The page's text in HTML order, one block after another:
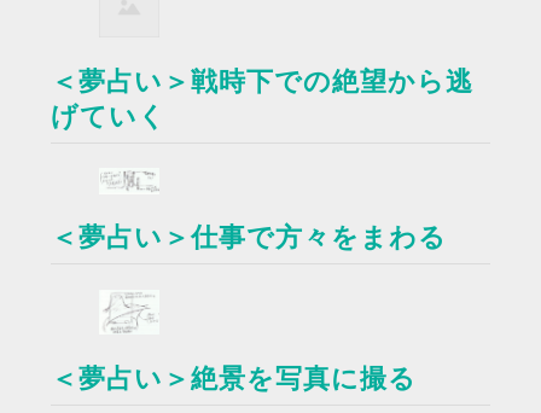
＜夢占い＞戦時下での絶望から逃
げていく
＜夢占い＞仕事で方々をまわる
＜夢占い＞絶景を写真に撮る